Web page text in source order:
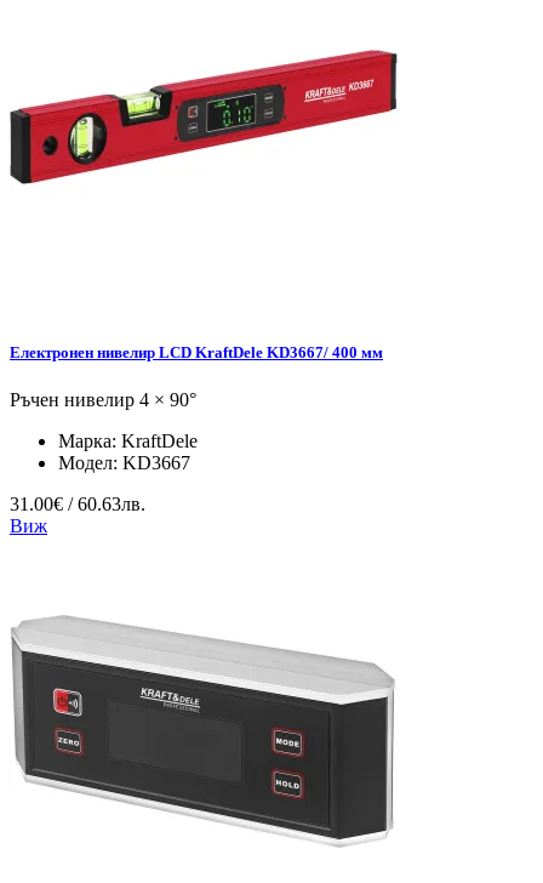
Електронен нивелир LCD KraftDele KD3667/ 400 мм
Ръчен нивелир 4 × 90°
Марка: KraftDele
Модел: KD3667
31.00€ / 60.63лв.
Виж